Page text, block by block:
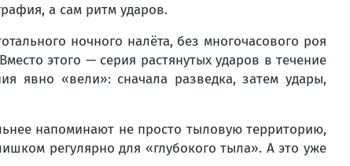
а сам ритм ударов.
ночного налёта, без многочасового роя
этого — серия растянутых ударов в течение
явно «вели»: сначала разведка, затем удары,
напоминают не просто тыловую территорию,
регулярно для «глубокого тыла». А это уже